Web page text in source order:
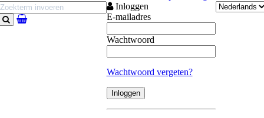
Zoeken
Inloggen
E-mailadres
Wachtwoord
Wachtwoord vergeten?